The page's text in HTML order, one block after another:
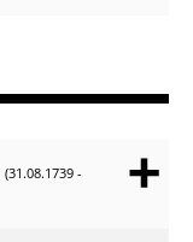
(31.08.1739 -